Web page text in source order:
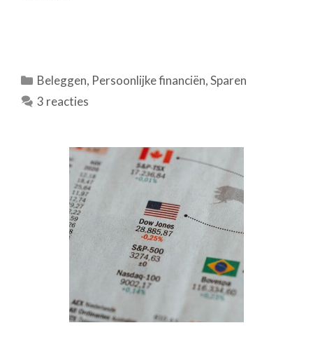
Categorieën
Beleggen, Persoonlijke financiën,Sparen
3 reacties